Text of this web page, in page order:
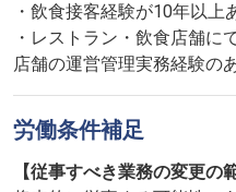
・飲食接客経験が10年以上
・レストラン・飲食店舗に
店舗の運営管理実務経験の
労働条件補足
【従事すべき業務の変更の